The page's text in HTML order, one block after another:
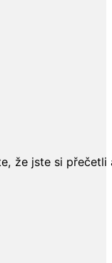
že jste si přečetli